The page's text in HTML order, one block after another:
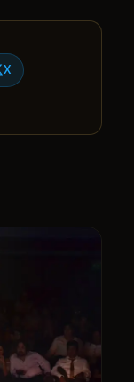
X